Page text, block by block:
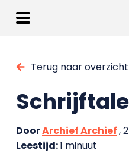
Terug naar overzicht
DoorArchief Archief,
Leestijd:1 minuut